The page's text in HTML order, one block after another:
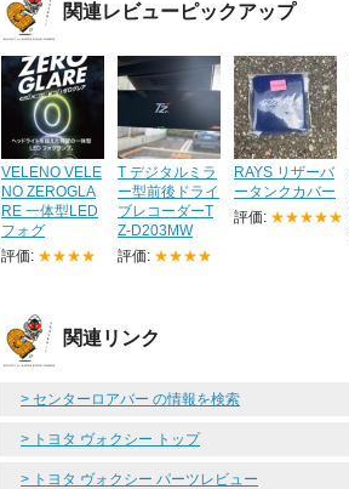
関連レビューピックアップ
VELENO VELE
NO ZEROGLA
RE 一体型LED
フォグ
評価: ★★★★
T デジタルミラ
ー型前後ドライ
ブレコーダーT
Z-D203MW
評価: ★★★★
RAYS リザーバ
ータンクカバー
評価: ★★★★★
関連リンク
> センターロアバー の情報を検索
> トヨタ ヴォクシー トップ
> トヨタ ヴォクシー パーツレビュー